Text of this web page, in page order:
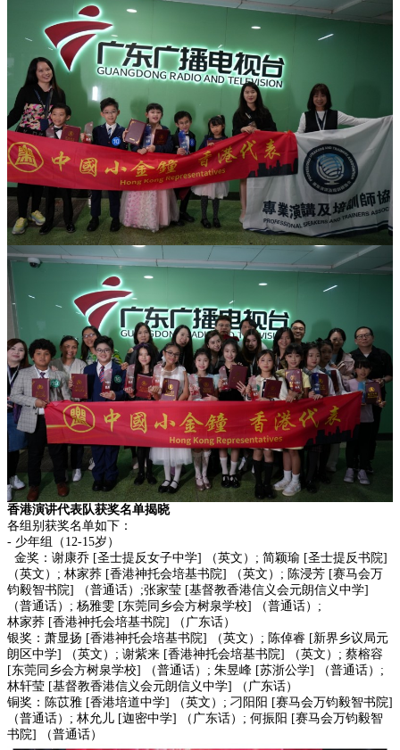
香港演讲代表队获奖名单揭晓
各组别获奖名单如下：
- 少年组（12-15岁）
金奖：谢康乔 [圣士提反女子中学] （英文）; 简颖瑜 [圣士提反书院]
（英文）; 林家荞 [香港神托会培基书院] （英文）; 陈浸芳 [赛马会万
钧毅智书院] （普通话）;张家莹 [基督教香港信义会元朗信义中学]
（普通话）; 杨雅雯 [东莞同乡会方树泉学校] （普通话）;
林家荞 [香港神托会培基书院] （广东话）
银奖：萧显扬 [香港神托会培基书院] （英文）; 陈倬睿 [新界乡议局元
朗区中学] （英文）; 谢紫来 [香港神托会培基书院] （英文）; 蔡榕容
[东莞同乡会方树泉学校] （普通话）; 朱昱峰 [苏浙公学] （普通话）;
林轩莹 [基督教香港信义会元朗信义中学] （广东话）
铜奖：陈苡雅 [香港培道中学] （英文）; 刁阳阳 [赛马会万钧毅智书院]
（普通话）; 林允儿 [迦密中学] （广东话）; 何振阳 [赛马会万钧毅智
书院] （普通话）